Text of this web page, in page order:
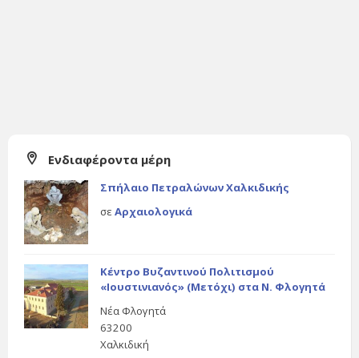
Ενδιαφέροντα μέρη
Σπήλαιο Πετραλώνων Χαλκιδικής
σε Αρχαιολογικά
Κέντρο Βυζαντινού Πολιτισμού
«Ιουστινιανός» (Μετόχι) στα Ν. Φλογητά
Νέα Φλογητά
63200
Χαλκιδική